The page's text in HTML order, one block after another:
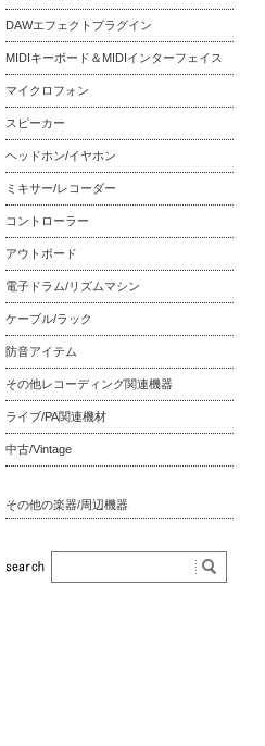
DAWエフェクトプラグイン
MIDIキーボード＆MIDIインターフェイス
マイクロフォン
スピーカー
ヘッドホン/イヤホン
ミキサー/レコーダー
コントローラー
アウトボード
電子ドラム/リズムマシン
ケーブル/ラック
防音アイテム
その他レコーディング関連機器
ライブ/PA関連機材
中古/Vintage
その他の楽器/周辺機器